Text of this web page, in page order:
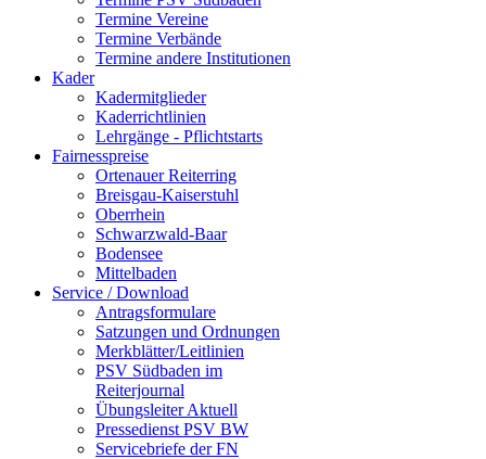
Termine Vereine
Termine Verbände
Termine andere Institutionen
Kader
Kadermitglieder
Kaderrichtlinien
Lehrgänge - Pflichtstarts
Fairnesspreise
Ortenauer Reiterring
Breisgau-Kaiserstuhl
Oberrhein
Schwarzwald-Baar
Bodensee
Mittelbaden
Service / Download
Antragsformulare
Satzungen und Ordnungen
Merkblätter/Leitlinien
PSV Südbaden im
Reiterjournal
Übungsleiter Aktuell
Pressedienst PSV BW
Servicebriefe der FN